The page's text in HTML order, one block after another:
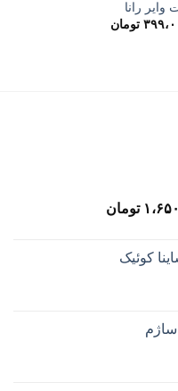
وایر رانا
تومان
تومانقیمت
کوئیک
ساژم